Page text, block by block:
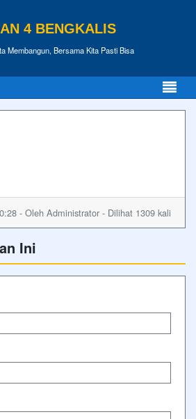
4 BENGKALIS
Membangun, Bersama Kita Pasti Bisa
- Oleh Administrator - Dilihat 1309 kali
Ini